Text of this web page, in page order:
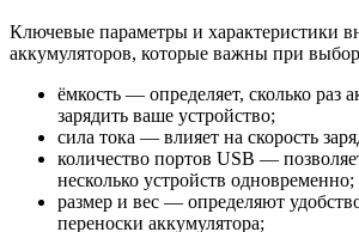
Ключевые параметры и характеристики
аккумуляторов, которые важны при
ёмкость — определяет, сколько раз
зарядить ваше устройство;
сила тока — влияет на скорость
количество портов USB —
несколько устройств одновременно;
размер и вес — определяют
переноски аккумулятора;